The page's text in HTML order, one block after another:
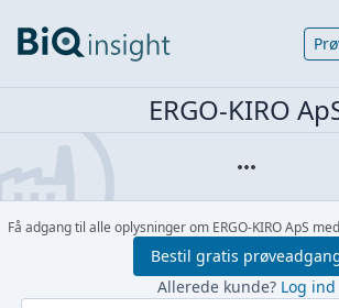
ERGO-KIRO
Få adgang til alle oplysninger om ERGO-KIRO ApS
Bestil gratis
Allerede kunde? Log ind